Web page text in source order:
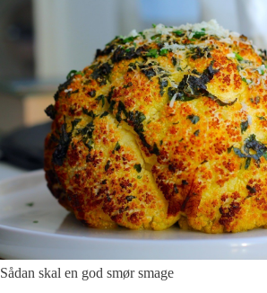
Sådan skal en god smør smage